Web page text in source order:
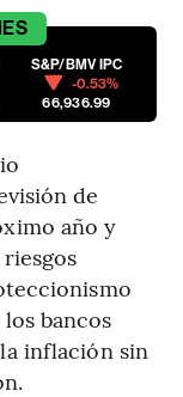
S&P/BMV IPC
-0.53%
66,936.99
de
año y
bancos
inflación sin